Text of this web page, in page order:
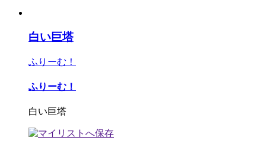
白い巨塔
ふりーむ！
ふりーむ！
白い巨塔